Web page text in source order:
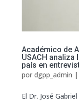
Académico de
USACH
país en
por dgpp_admin |
El Dr. José